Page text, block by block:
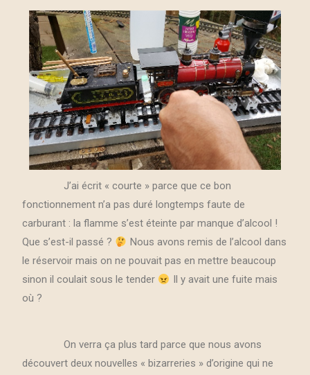
J’ai écrit « courte » parce que ce bon
fonctionnement n’a pas duré longtemps faute de
carburant : la flamme s’est éteinte par manque d’alcool !
Que s’est-il passé ?
Nous avons remis de l’alcool dans
le réservoir mais on ne pouvait pas en mettre beaucoup
sinon il coulait sous le tender
Il y avait une fuite mais
où ?
On verra ça plus tard parce que nous avons
découvert deux nouvelles « bizarreries » d’origine qui ne